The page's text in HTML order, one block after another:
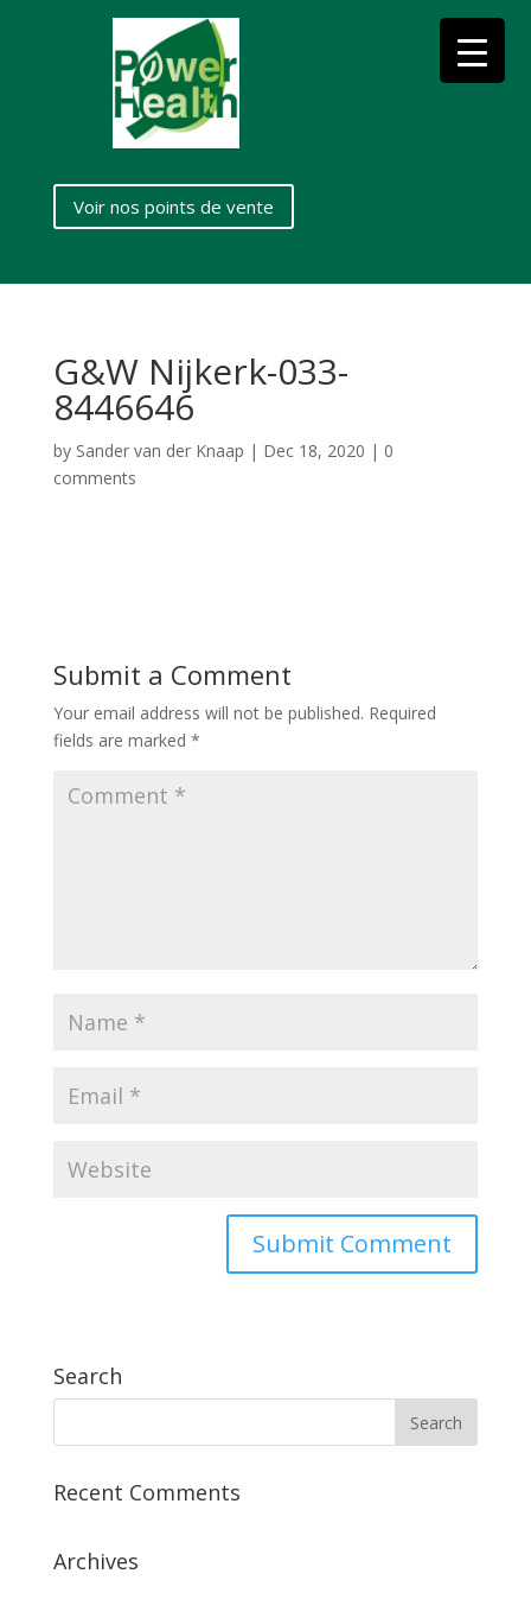
Voir nos points de vente
G&W Nijkerk-033-
8446646
by Sander van der Knaap | Dec 18, 2020 | 0
comments
Submit a Comment
Your email address will not be published. Required
fields are marked *
Search
Recent Comments
Archives